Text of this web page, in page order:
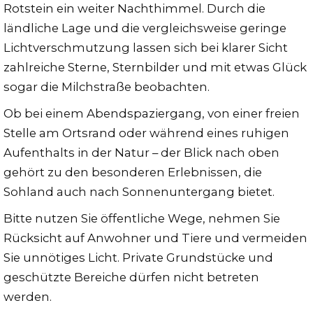
Rotstein ein weiter Nachthimmel. Durch die
ländliche Lage und die vergleichsweise geringe
Lichtverschmutzung lassen sich bei klarer Sicht
zahlreiche Sterne, Sternbilder und mit etwas Glück
sogar die Milchstraße beobachten.
Ob bei einem Abendspaziergang, von einer freien
Stelle am Ortsrand oder während eines ruhigen
Aufenthalts in der Natur – der Blick nach oben
gehört zu den besonderen Erlebnissen, die
Sohland auch nach Sonnenuntergang bietet.
Bitte nutzen Sie öffentliche Wege, nehmen Sie
Rücksicht auf Anwohner und Tiere und vermeiden
Sie unnötiges Licht. Private Grundstücke und
geschützte Bereiche dürfen nicht betreten
werden.